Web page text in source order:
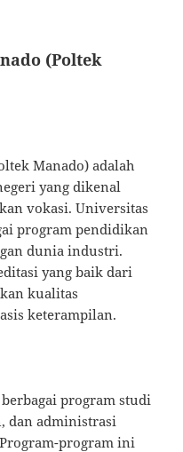
(Poltek
Manado) adalah
yang dikenal
vokasi. Universitas
program pendidikan
dunia industri.
yang baik dari
kualitas
keterampilan.
program studi
dan administrasi
program ini